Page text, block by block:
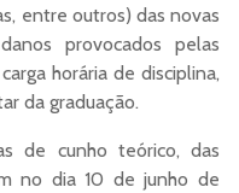
entre outros) das novas
provocados pelas
horária de disciplina,
da graduação.
de cunho teórico, das
no dia 10 de junho de